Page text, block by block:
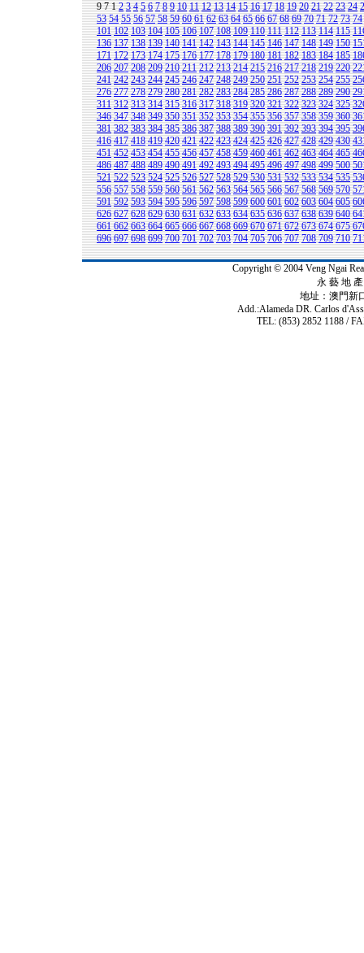
9 712 3 4 5 6 7 8 9 10 11 12 13 14 15 16 17 18 19 20 21 22 23 24
53 54 55 56 57 58 59 60 61 62 63 64 65 66 67 68 69 70 71 72 73 74
101 102 103 104 105 106 107 108 109 110 111 112 113 114 115
136 137 138 139 140 141 142 143 144 145 146 147 148 149 150
171 172 173 174 175 176 177 178 179 180 181 182 183 184 185
206 207 208 209 210 211 212 213 214 215 216 217 218 219 220
241 242 243 244 245 246 247 248 249 250 251 252 253 254 255
276 277 278 279 280 281 282 283 284 285 286 287 288 289 290
311 312 313 314 315 316 317 318 319 320 321 322 323 324 325
346 347 348 349 350 351 352 353 354 355 356 357 358 359 360
381 382 383 384 385 386 387 388 389 390 391 392 393 394 395
416 417 418 419 420 421 422 423 424 425 426 427 428 429 430
451 452 453 454 455 456 457 458 459 460 461 462 463 464 465
486 487 488 489 490 491 492 493 494 495 496 497 498 499 500
521 522 523 524 525 526 527 528 529 530 531 532 533 534 535
556 557 558 559 560 561 562 563 564 565 566 567 568 569 570
591 592 593 594 595 596 597 598 599 600 601 602 603 604 605
626 627 628 629 630 631 632 633 634 635 636 637 638 639 640
661 662 663 664 665 666 667 668 669 670 671 672 673 674 675
696 697 698 699 700 701 702 703 704 705 706 707 708 709 710
Copyright © 2004 Veng Ngai
永 藝 地
地址：澳門新
Add.:Alameda DR. Carlos
TEL: (853) 2852 1188 /